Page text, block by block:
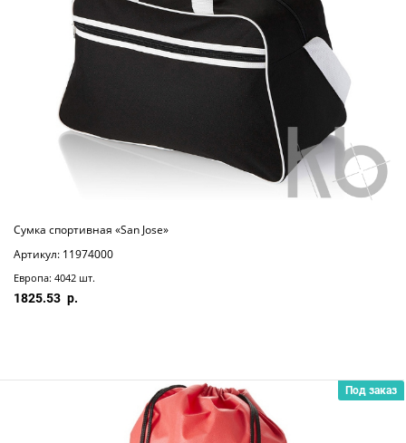
Сумка спортивная «San Jose»
Артикул: 11974000
Европа: 4042 шт.
1825.53
Под заказ